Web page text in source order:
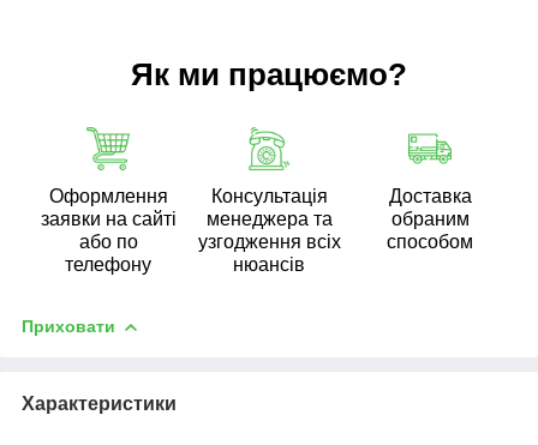
Як ми працюємо?
Оформлення
заявки на сайті
або по
телефону
Консультація
менеджера та
узгодження всіх
нюансів
Доставка
обраним
способом
Приховати
Характеристики